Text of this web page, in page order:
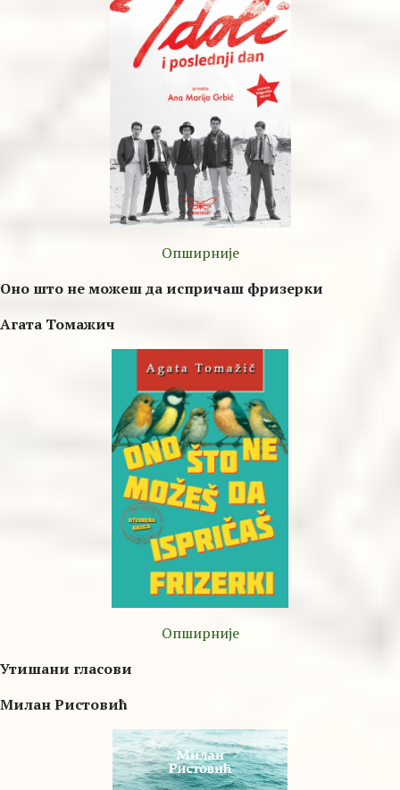
Опширније
Оно што не можеш да испричаш фризерки
Агата Томажич
Опширније
Утишани гласови
Милан Ристовић